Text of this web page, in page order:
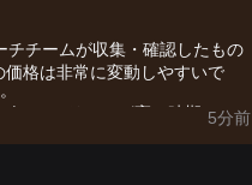
ラティリティが高い時期に
チチームが収集・確認したもの
格は非常に変動しやすいで
5分前